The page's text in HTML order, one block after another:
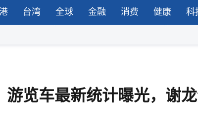
台湾 全球 金融 消费 健康 科
览车最新统计曝光，谢